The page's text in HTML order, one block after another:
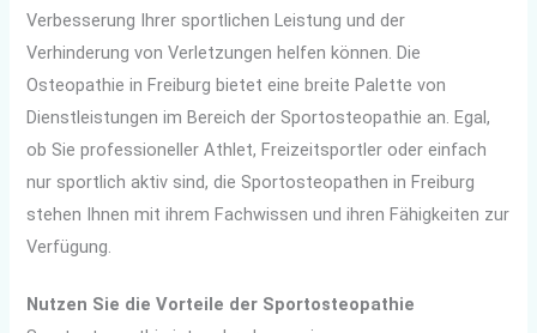
Verbesserung Ihrer sportlichen Leistung und der
Verhinderung von Verletzungen helfen können. Die
Osteopathie in Freiburg bietet eine breite Palette von
Dienstleistungen im Bereich der Sportosteopathie an. Egal,
ob Sie professioneller Athlet, Freizeitsportler oder einfach
nur sportlich aktiv sind, die Sportosteopathen in Freiburg
stehen Ihnen mit ihrem Fachwissen und ihren Fähigkeiten zur
Verfügung.
Nutzen Sie die Vorteile der Sportosteopathie